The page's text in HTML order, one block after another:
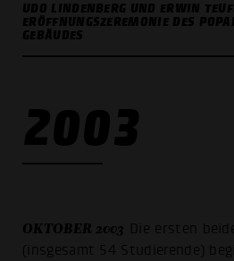
UDO LINDENBERG UND ERWIN
ERÖFFNUNGSZEREMONIE DES
GEBÄUDES
2003
OKTOBER 2003 Die ersten
(insgesamt 54 Studierende)